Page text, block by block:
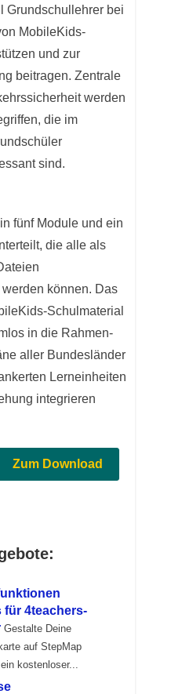
Grundschullehrer bei
MobileKids-
und zur
beitragen. Zentrale
werden
die im
sind.
fünf Module und ein
die alle als
können. Das
Schulmaterial
in die Rahmen-
aller Bundesländer
Lerneinheiten
integrieren
Zum Download
für 4teachers-
Gestalte Deine
auf StepMap
kostenloser...